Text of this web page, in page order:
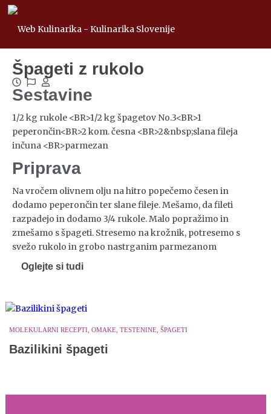
Špageti z rukolo
Sestavine
1/2 kg rukole <BR>1/2 kg špagetov No.3<BR>1
peperončin<BR>2 kom. česna <BR>2&nbsp;slana fileja
inčuna <BR>parmezan
Priprava
Na vročem olivnem olju na hitro popečemo česen in
dodamo peperončin ter slane fileje. Mešamo, da fileti
razpadejo in dodamo 3/4 rukole. Malo popražimo in
zmešamo s špageti. Stresemo na krožnik, potresemo s
svežo rukolo in grobo nastrganim parmezanom
Oglejte si tudi
MOLEKULARNI RECEPTI, OMAKE, TESTENINE, ŠPAGETI
Bazilikini špageti